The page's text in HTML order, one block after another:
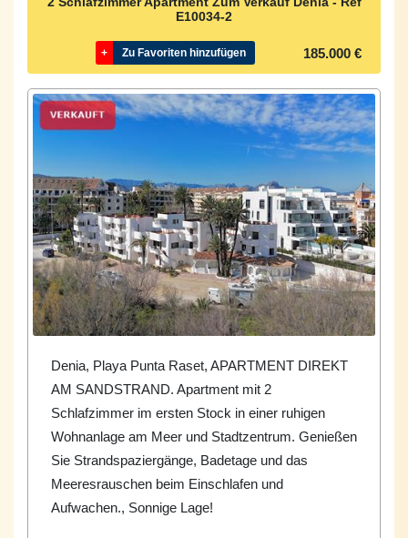
E10034-2
+ Zu Favoriten hinzufügen 185.000 €
Denia, Playa Punta Raset, APARTMENT DIREKT
AM SANDSTRAND. Apartment mit 2
Schlafzimmer im ersten Stock in einer ruhigen
Wohnanlage am Meer und Stadtzentrum. Genießen
Sie Strandspaziergänge, Badetage und das
Meeresrauschen beim Einschlafen und
Aufwachen., Sonnige Lage!